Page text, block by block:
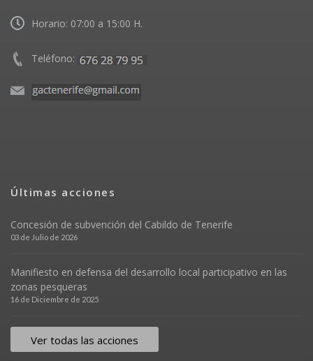
Horario: 07:00 a 15:00 H.
Teléfono:
Últimas acciones
Concesión de subvención del Cabildo de Tenerife
03 de Julio de 2026
Manifiesto en defensa del desarrollo local participativo en las
zonas pesqueras
16 de Diciembre de 2025
Ver todas las acciones